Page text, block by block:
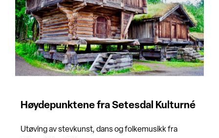
Høydepunktene fra Setesdal Kulturné
Utøving av stevkunst, dans og folkemusikk fra